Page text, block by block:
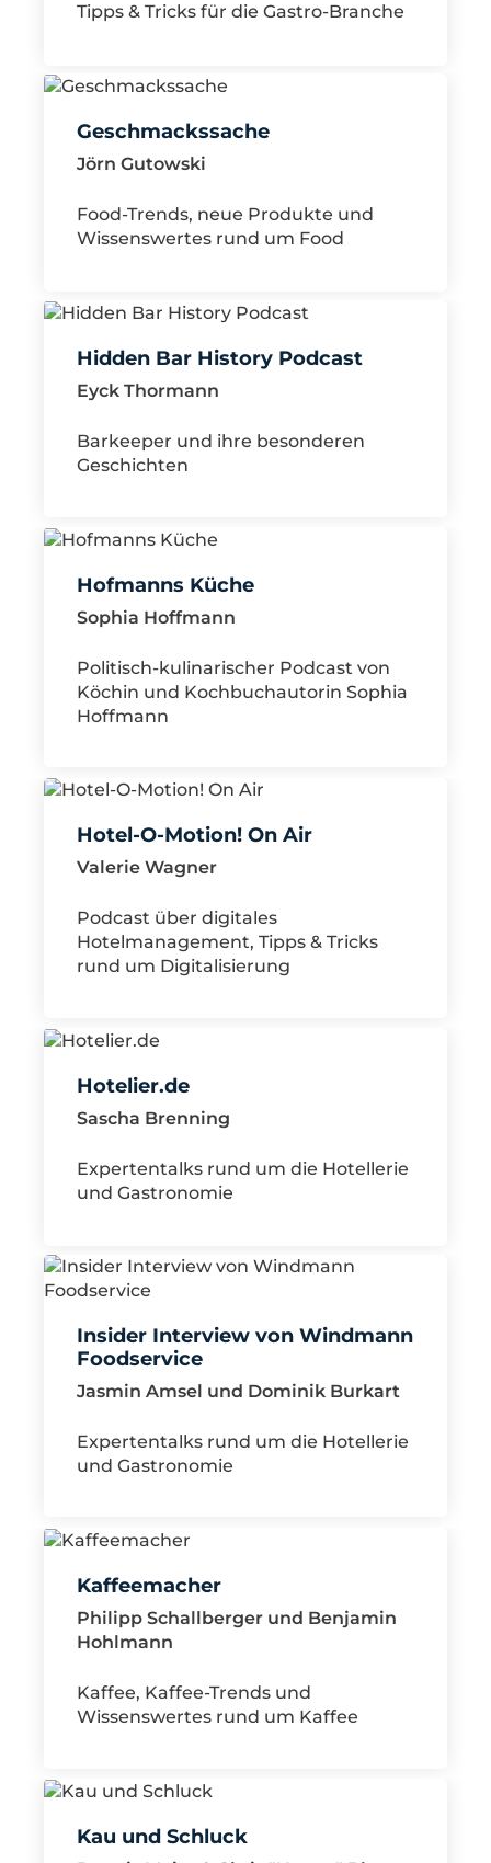
Tipps & Tricks für die Gastro-Branche
Geschmackssache
Jörn Gutowski
Food-Trends, neue Produkte und
Wissenswertes rund um Food
Hidden Bar History Podcast
Eyck Thormann
Barkeeper und ihre besonderen
Geschichten
Hofmanns Küche
Sophia Hoffmann
Politisch-kulinarischer Podcast von
Köchin und Kochbuchautorin Sophia
Hoffmann
Hotel-O-Motion! On Air
Valerie Wagner
Podcast über digitales
Hotelmanagement, Tipps & Tricks
rund um Digitalisierung
Hotelier.de
Sascha Brenning
Expertentalks rund um die Hotellerie
und Gastronomie
Insider Interview von Windmann
Foodservice
Jasmin Amsel und Dominik Burkart
Expertentalks rund um die Hotellerie
und Gastronomie
Kaffeemacher
Philipp Schallberger und Benjamin
Hohlmann
Kaffee, Kaffee-Trends und
Wissenswertes rund um Kaffee
Kau und Schluck